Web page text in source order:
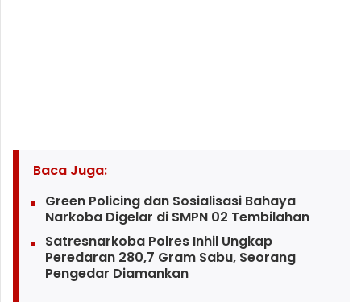
Baca Juga:
Green Policing dan Sosialisasi Bahaya
Narkoba Digelar di SMPN 02 Tembilahan
Satresnarkoba Polres Inhil Ungkap
Peredaran 280,7 Gram Sabu, Seorang
Pengedar Diamankan